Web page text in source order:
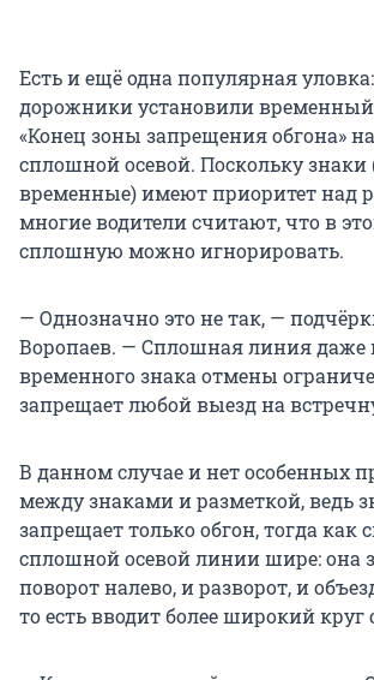
Есть и ещё одна популярная
дорожники установили временный
«Конец зоны запрещения обгона»
сплошной осевой. Поскольку знаки
временные) имеют приоритет над
многие водители считают, что в
сплошную можно игнорировать.
— Однозначно это не так, —
Воропаев. — Сплошная линия даже
временного знака отмены
запрещает любой выезд на
В данном случае и нет особенных
между знаками и разметкой, ведь
запрещает только обгон, тогда как
сплошной осевой линии шире: она
поворот налево, и разворот, и
то есть вводит более широкий